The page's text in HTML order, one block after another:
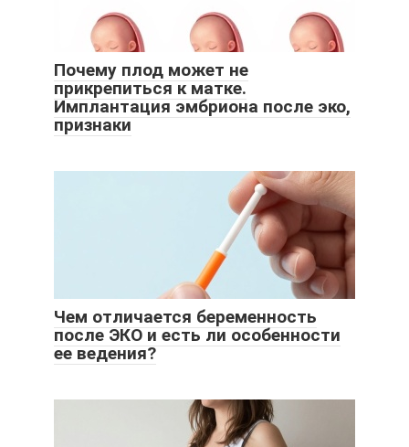
Почему плод может не
прикрепиться к матке.
Имплантация эмбриона после эко,
признаки
Чем отличается беременность
после ЭКО и есть ли особенности
ее ведения?